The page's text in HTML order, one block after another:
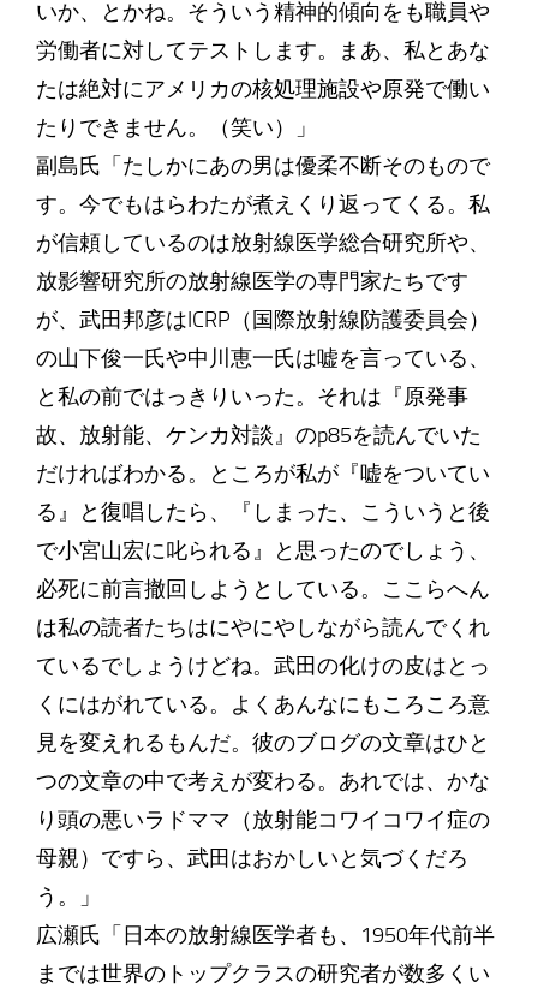
いか、とかね。そういう精神的傾向をも職員や
労働者に対してテストします。まあ、私とあな
たは絶対にアメリカの核処理施設や原発で働い
たりできません。（笑い）」
副島氏「たしかにあの男は優柔不断そのもので
す。今でもはらわたが煮えくり返ってくる。私
が信頼しているのは放射線医学総合研究所や、
放影響研究所の放射線医学の専門家たちです
が、武田邦彦はICRP（国際放射線防護委員会）
の山下俊一氏や中川恵一氏は嘘を言っている、
と私の前ではっきりいった。それは『原発事
故、放射能、ケンカ対談』のp85を読んでいた
だければわかる。ところが私が『嘘をついてい
る』と復唱したら、『しまった、こういうと後
で小宮山宏に叱られる』と思ったのでしょう、
必死に前言撤回しようとしている。ここらへん
は私の読者たちはにやにやしながら読んでくれ
ているでしょうけどね。武田の化けの皮はとっ
くにはがれている。よくあんなにもころころ意
見を変えれるもんだ。彼のブログの文章はひと
つの文章の中で考えが変わる。あれでは、かな
り頭の悪いラドママ（放射能コワイコワイ症の
母親）ですら、武田はおかしいと気づくだろ
う。」
広瀬氏「日本の放射線医学者も、1950年代前半
までは世界のトップクラスの研究者が数多くい